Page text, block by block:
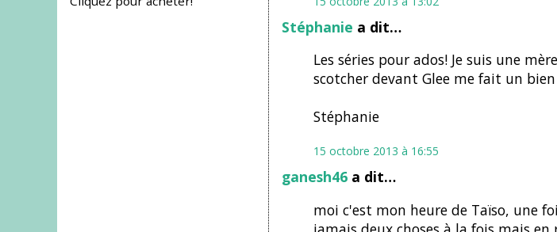
Stéphanie a dit…
Les séries pour ados! Je suis une
scotcher devant Glee me fait un
Stéphanie
15 octobre 2013 à 16:55
ganesh46a dit…
moi c'est mon heure de Taïso, une